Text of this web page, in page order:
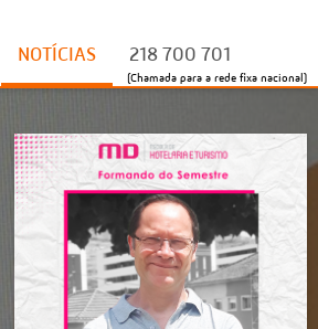
NOTÍCIAS 218 700 701
(Chamada para a rede fixa nacional)